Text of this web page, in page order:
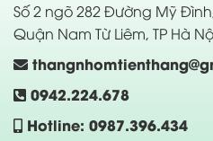
Số 2 ngõ 282 Đường Mỹ
Quận Nam Từ Liêm, TP Hà
0942.224.678
Hotline: 0987.396.434